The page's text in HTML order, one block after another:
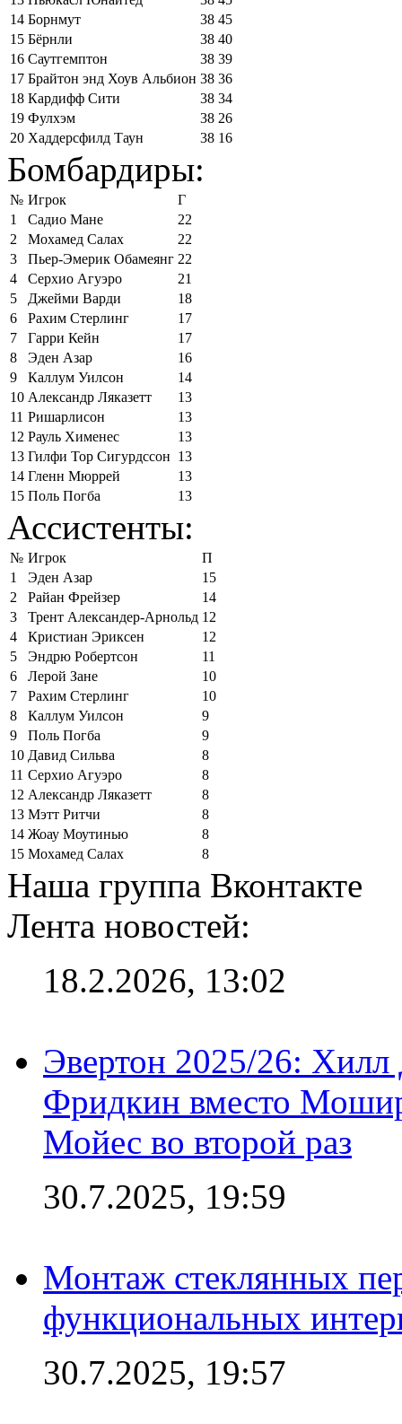
14 Борнмут 38 45
15 Бёрнли 38 40
16 Саутгемптон 38 39
17 Брайтон энд Хоув Альбион 38 36
18 Кардифф Сити 38 34
19 Фулхэм 38 26
20 Хаддерсфилд Таун 38 16
Бомбардиры:
№ Игрок
Г
1
Садио Мане
22
2
Мохамед Салах
22
3
Пьер-Эмерик Обамеянг 22
4
Серхио Агуэро
21
5
Джейми Варди
18
6
Рахим Стерлинг
17
7
Гарри Кейн
17
8
Эден Азар
16
9
Каллум Уилсон
14
10 Александр Ляказетт
13
11 Ришарлисон
13
12 Рауль Хименес
13
13 Гилфи Тор Сигурдссон 13
14 Гленн Мюррей
13
15 Поль Погба 13
Ассистенты:
№ Игрок
П
1
Эден Азар
15
2
Райан Фрейзер
14
3
Трент Александер-Арнольд 12
4
Кристиан Эриксен
12
5
Эндрю Робертсон
11
6
Лерой Зане
10
7
Рахим Стерлинг
10
8
Каллум Уилсон
9
9
Поль Погба
9
10 Давид Сильва
8
11 Серхио Агуэро
8
12 Александр Ляказетт
8
13 Мэтт Ритчи
8
14 Жоау Моутинью
8
15 Мохамед Салах 8
Наша группа Вконтакте
Лента новостей:
18.2.2026, 13:02
Эвертон 2025/26:
Фридкин вместо
Мойес во второй раз
30.7.2025, 19:59
Монтаж стеклянных
функциональных
30.7.2025, 19:57